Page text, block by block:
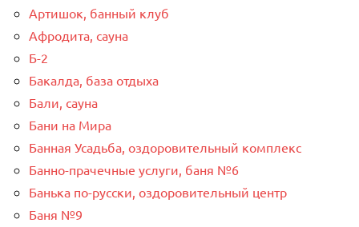
Артишок, банный клуб
Афродита, сауна
Б-2
Бакалда, база отдыха
Бали, сауна
Бани на Мира
Банная Усадьба, оздоровительный комплекс
Банно-прачечные услуги, баня №6
Банька по-русски, оздоровительный центр
Баня №9